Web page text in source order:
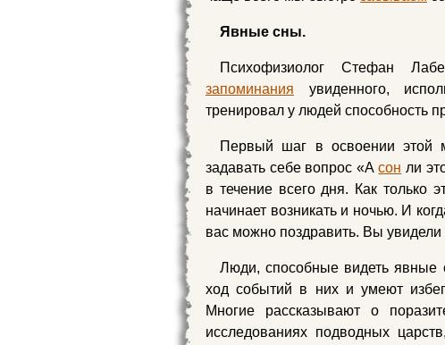
Явные сны.
Психофизиолог Стефан
запоминания увиденного,
тренировал у людей способность
Первый шаг в освоении этой
задавать себе вопрос «Асон ли
в течение всего дня. Как только
начинает возникать и ночью. И
вас можно поздравить. Вы
Люди, способные видеть явные
ход событий в них и умеют
Многие рассказывают о
исследованиях подводных